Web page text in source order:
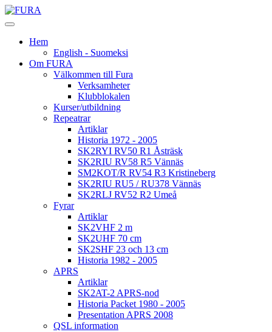
Hem
English - Suomeksi
Om FURA
Välkommen till Fura
Verksamheter
Klubblokalen
Kurser/utbildning
Repeatrar
Artiklar
Historia 1972 - 2005
SK2RYI RV50 R1 Åsträsk
SK2RIU RV58 R5 Vännäs
SM2KOT/R RV54 R3 Kristineberg
SK2RIU RU5 / RU378 Vännäs
SK2RLJ RV52 R2 Umeå
Fyrar
Artiklar
SK2VHF 2 m
SK2UHF 70 cm
SK2SHF 23 och 13 cm
Historia 1982 - 2005
APRS
Artiklar
SK2AT-2 APRS-nod
Historia Packet 1980 - 2005
Presentation APRS 2008
QSL information